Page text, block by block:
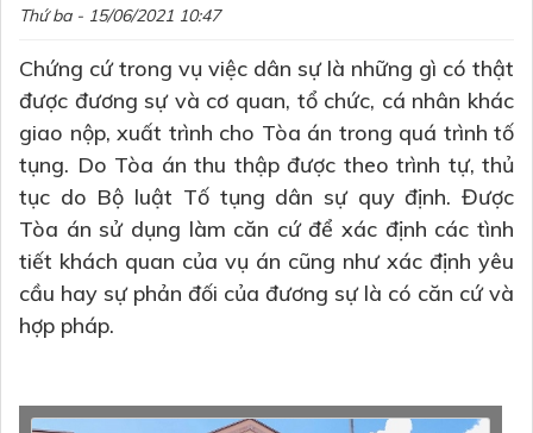
Thứ ba - 15/06/2021 10:47
Chứng cứ trong vụ việc dân sự là những gì có thật
được đương sự và cơ quan, tổ chức, cá nhân khác
giao nộp, xuất trình cho Tòa án trong quá trình tố
tụng. Do Tòa án thu thập được theo trình tự, thủ
tục do Bộ luật Tố tụng dân sự quy định. Được
Tòa án sử dụng làm căn cứ để xác định các tình
tiết khách quan của vụ án cũng như xác định yêu
cầu hay sự phản đối của đương sự là có căn cứ và
hợp pháp.